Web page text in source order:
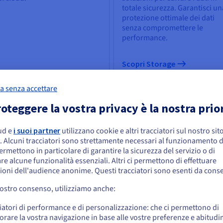
totale sicurezza. Garantisci
protezione ottimale dei dati
senza compromettere le
performance.
Scopri Storage
dell'Intelligenza
a strumenti in grado di
le sfide aziendali.
IA & Machine Learning
Scegli tra un’ampia selezione
tua infrastruttura di dati da
esperte.
Scopri Cloud Databases
che la tua localizzazione sia Stati
un ordine da Stati Uniti, è necessario accedere al sito web del
un account.
us.ovhcloud.com/
Inglese USD - $
senza accettare
la vostra privacy è la nostra
ei suoi partner utilizzano cookie e altri tracciatori sul nostro sito
Alcuni tracciatori sono strettamente necessari al funzionamento
in particolare di garantire la sicurezza del servizio o di
alcune funzionalità essenziali. Altri ci permettono di effettuare
dell'audience anonime. Questi tracciatori sono esenti da
consenso, utilizziamo anche:
di performance e di personalizzazione: che ci permettono di
la vostra navigazione in base alle vostre preferenze e